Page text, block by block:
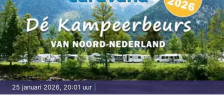
25 januari 2026, 20:01 uur